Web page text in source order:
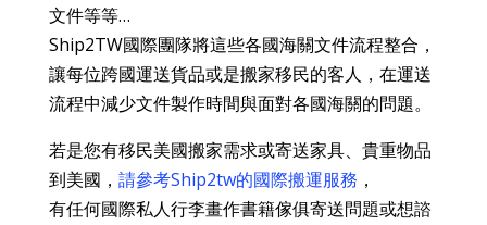
文件等等…
Ship2TW國際團隊將這些各國海關文件流程整合，
讓每位跨國運送貨品或是搬家移民的客人，在運送
流程中減少文件製作時間與面對各國海關的問題。
若是您有移民美國搬家需求或寄送家具、貴重物品
到美國， 請參考Ship2tw的國際搬運服務 ，
有任何國際私人行李畫作書籍傢俱寄送問題或想諮